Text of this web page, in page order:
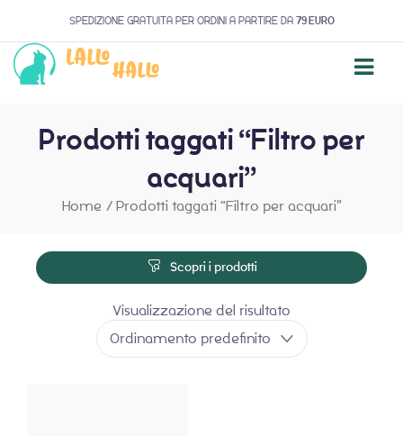
SPEDIZIONE GRATUITA PER ORDINI A PARTIRE DA 79 EURO
Prodotti taggati “Filtro per
acquari”
Home / Prodotti taggati “Filtro per acquari”
Scopri i prodotti
Visualizzazione del risultato
Ordinamento predefinito